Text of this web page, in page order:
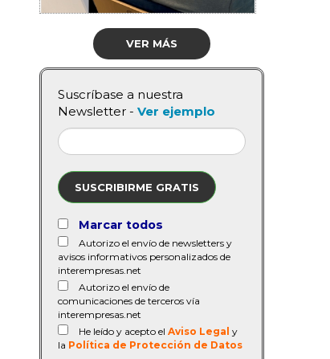
VER MÁS
Suscríbase a nuestra
Newsletter - Ver ejemplo
SUSCRIBIRME GRATIS
Marcar todos
Autorizo el envío de newsletters y
avisos informativos personalizados de
interempresas.net
Autorizo el envío de
comunicaciones de terceros vía
interempresas.net
He leído y acepto el Aviso Legal y
la Política de Protección de Datos